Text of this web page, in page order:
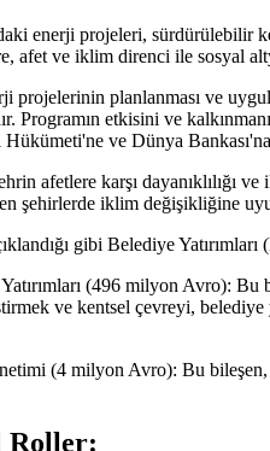
enerji projeleri, sürdürülebilir
afet ve iklim direnci ile sosyal
projelerinin planlanması ve
Programın etkisini ve
ve Dünya Bankası'na
afetlere karşı dayanıklılığı
şehirlerde iklim değişikliğine
gibi Belediye
(496 milyon Avro):
ve kentsel çevreyi, belediye
(4 milyon Avro): Bu
Roller: